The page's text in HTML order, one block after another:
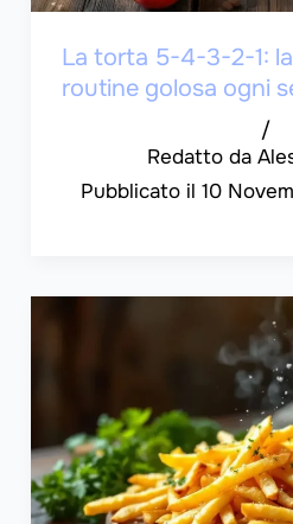
La torta 5-4-3-2-1:
routine golosa ogni
/
10